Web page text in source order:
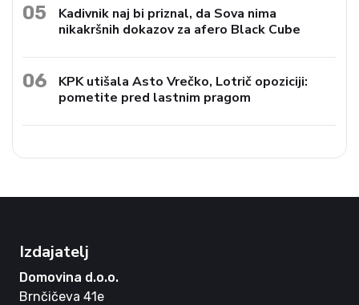
05
Kadivnik naj bi priznal, da Sova nima
nikakršnih dokazov za afero Black Cube
06
KPK utišala Asto Vrečko, Lotrič opoziciji:
pometite pred lastnim pragom
Izdajatelj
Domovina d.o.o.
Brnčičeva 41e